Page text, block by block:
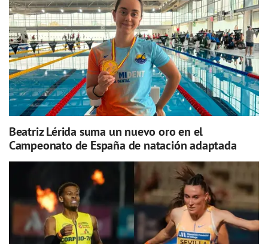
Beatriz Lérida suma un nuevo oro en el
Campeonato de España de natación adaptada